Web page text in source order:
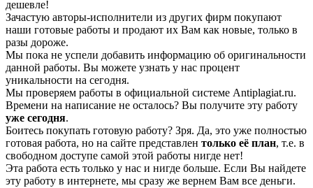
дешевле!
Зачастую авторы-исполнители из других фирм покупают
наши готовые работы и продают их Вам как новые, только в
разы дороже.
Мы пока не успели добавить информацию об оригинальности
данной работы. Вы можете узнать у нас процент
уникальности на сегодня.
Мы проверяем работы в официальной системе Аntiplagiat.ru.
Времени на написание не осталось? Вы получите эту работу
уже сегодня.
Боитесь покупать готовую работу? Зря. Да, это уже полностью
готовая работа, но на сайте представлен только её план, т.е. в
свободном доступе самой этой работы нигде нет!
Эта работа есть только у нас и нигде больше. Если Вы найдете
эту работу в интернете, мы сразу же вернем Вам все деньги.